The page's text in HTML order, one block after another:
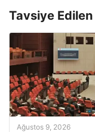
Tavsiye
Ağustos 9, 2026